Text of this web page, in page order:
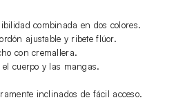
combinada en dos colores.
ajustable y ribete flúor.
con cremallera.
cuerpo y las mangas.
inclinados de fácil acceso.